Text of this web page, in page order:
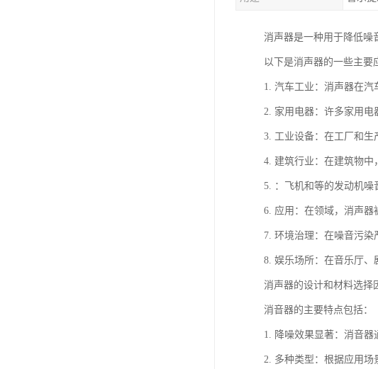
消声器是一种用于降低噪
以下是消声器的一些主要
1. 汽车工业：消声器在汽
2. 家用电器：许多家用电
3. 工业设备：在工厂和生
4. 建筑行业：在建筑物中
5. ：飞机和等的发动机噪
6. 应用：在领域，消声器
7. 环境治理：在噪音污染
8. 娱乐场所：在音乐厅、
消声器的设计和材料选择
消音器的主要特点包括：
1. 降噪效果显著：消音器
2. 多种类型：根据应用场